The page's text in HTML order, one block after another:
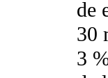
de
30
3